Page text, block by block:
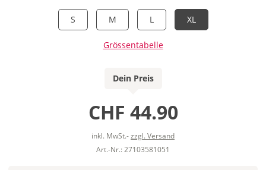
S M L XL
Grössentabelle
Dein Preis
CHF 44.90
inkl. MwSt.-zzgl. Versand
Art.-Nr.: 27103581051